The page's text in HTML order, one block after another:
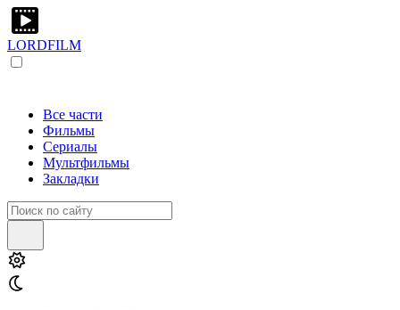
LORDFILM
Все части
Фильмы
Сериалы
Мультфильмы
Закладки